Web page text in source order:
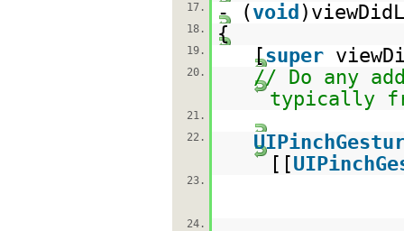
17.
- (void
18. {
19. [super
20.
// Do any
typically
21.
22.
[[
23.
24.